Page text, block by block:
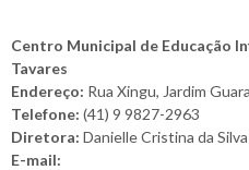
Centro Municipal de Educação
Tavares
Endereço: Rua Xingu, Jardim
Telefone: (41) 9 9827-2963
Diretora: Danielle Cristina da Silva
E-mail: